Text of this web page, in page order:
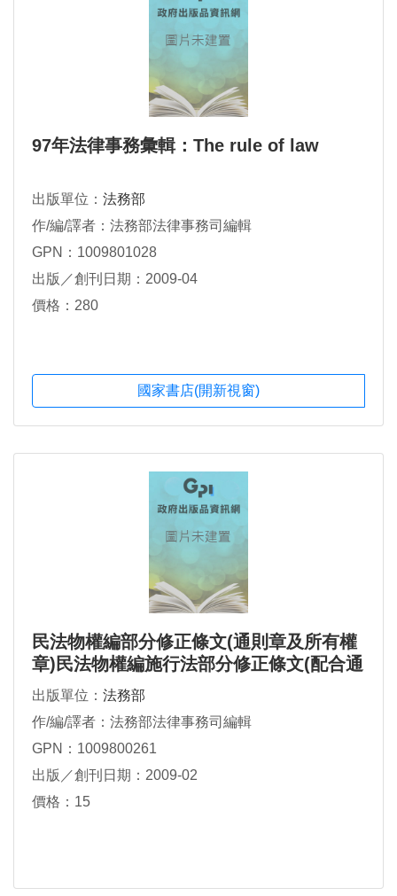
97年法律事務彙輯：The rule of law
出版單位： 法務部
作/編/譯者：法務部法律事務司編輯
GPN：1009801028
出版／創刊日期：2009-04
價格：280
國家書店(開新視窗)
民法物權編部分修正條文(通則章及所有權
章)民法物權編施行法部分修正條文(配合通
則章及所有權章)總說明及條文對照表
出版單位： 法務部
作/編/譯者：法務部法律事務司編輯
GPN：1009800261
出版／創刊日期：2009-02
價格：15